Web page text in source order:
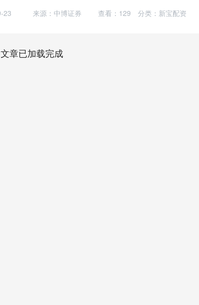
23 来源：中博证券 查看： 129 分类： 新宝配资
章已加载完成